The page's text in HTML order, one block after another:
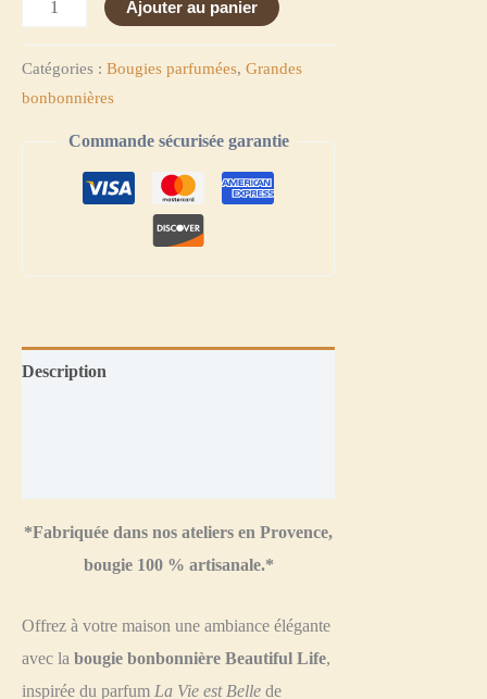
Ajouter au panier
Catégories : Bougies parfumées, Grandes
bonbonnières
Commande sécurisée garantie
Description
*Fabriquée dans nos ateliers en Provence,
bougie 100 % artisanale.*
Offrez à votre maison une ambiance élégante
avec la bougie bonbonnière Beautiful Life,
inspirée du parfum La Vie est Belle de